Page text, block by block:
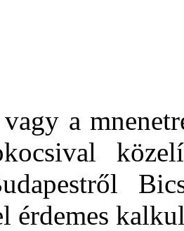
a
érdemes